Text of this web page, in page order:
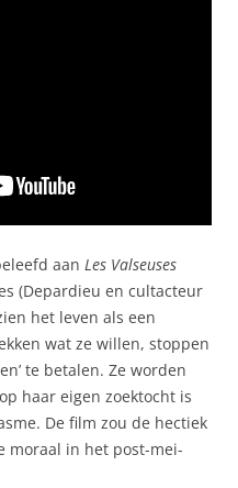
aan Les Valseuses
(Depardieu en cultacteur
het leven als een
wat ze willen, stoppen
te betalen. Ze worden
haar eigen zoektocht is
De film zou de hectiek
moraal in het post-mei-